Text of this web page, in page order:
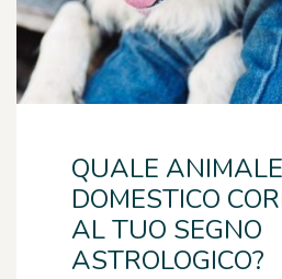
QUALE ANIMALE
DOMESTICO
AL TUO SEGNO
ASTROLOGICO?